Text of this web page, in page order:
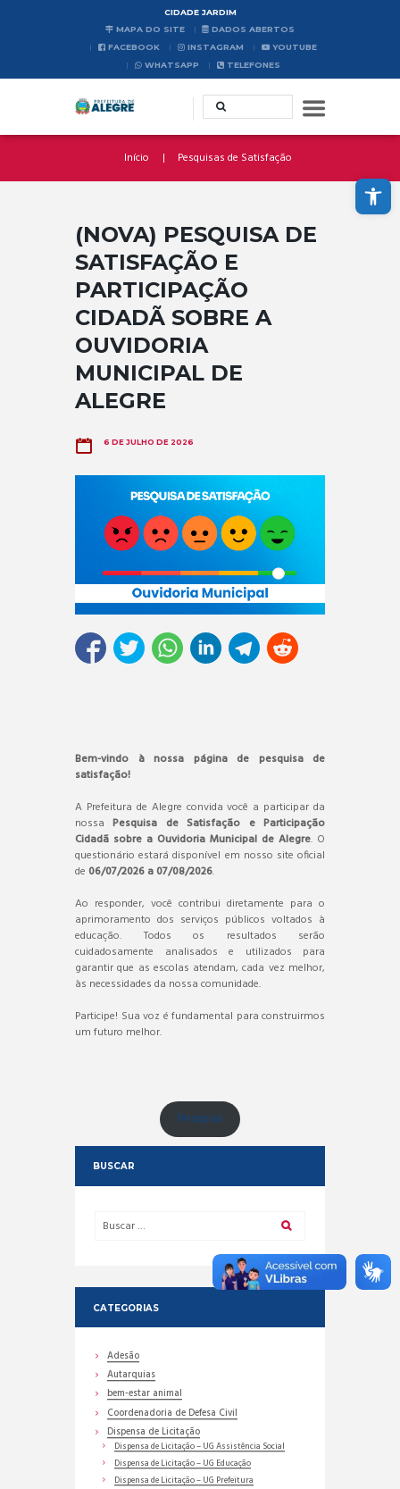
Abrir a barra de ferramentas
CIDADE JARDIM
MAPA DO SITE
DADOS ABERTOS
FACEBOOK
INSTAGRAM
YOUTUBE
WHATSAPP
TELEFONES
Início Pesquisas de Satisfação
(NOVA) PESQUISA DE
SATISFAÇÃO E
PARTICIPAÇÃO
CIDADÃ SOBRE A
OUVIDORIA
MUNICIPAL DE
ALEGRE
6 DE JULHO DE 2026
Bem-vindo à nossa página de pesquisa de
satisfação!
A Prefeitura de Alegre convida você a participar da
nossaPesquisa de Satisfação e Participação
Cidadã sobre a Ouvidoria Municipal de Alegre. O
questionário estará disponível em nosso site oficial
de 06/07/2026 a 07/08/2026.
Ao responder, você contribui diretamente para o
aprimoramento dos serviços públicos voltados à
educação. Todos os resultados serão
cuidadosamente analisados e utilizados para
garantir que as escolas atendam, cada vez melhor,
às necessidades da nossa comunidade.
Participe! Sua voz é fundamental para construirmos
um futuro melhor.
Pesquisa
BUSCAR
CATEGORIAS
Adesão
Autarquias
bem-estar animal
Coordenadoria de Defesa Civil
Dispensa de Licitação
Dispensa de Licitação – UG Assistência Social
Dispensa de Licitação – UG Educação
Dispensa de Licitação – UG Prefeitura